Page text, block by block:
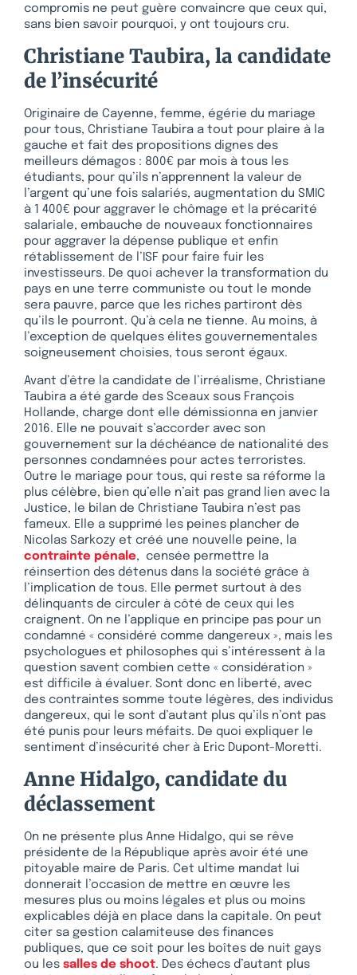
compromis ne peut guère convaincre que ceux qui,
sans bien savoir pourquoi, y ont toujours cru.
Christiane Taubira, la candidate
de l’insécurité
Originaire de Cayenne, femme, égérie du mariage
pour tous, Christiane Taubira a tout pour plaire à la
gauche et fait des propositions dignes des
meilleurs démagos : 800€ par mois à tous les
étudiants, pour qu’ils n’apprennent la valeur de
l’argent qu’une fois salariés, augmentation du SMIC
à 1 400€ pour aggraver le chômage et la précarité
salariale, embauche de nouveaux fonctionnaires
pour aggraver la dépense publique et enfin
rétablissement de l’ISF pour faire fuir les
investisseurs. De quoi achever la transformation du
pays en une terre communiste ou tout le monde
sera pauvre, parce que les riches partiront dès
qu’ils le pourront. Qu’à cela ne tienne. Au moins, à
l’exception de quelques élites gouvernementales
soigneusement choisies, tous seront égaux.
Avant d’être la candidate de l’irréalisme, Christiane
Taubira a été garde des Sceaux sous François
Hollande, charge dont elle démissionna en janvier
2016. Elle ne pouvait s’accorder avec son
gouvernement sur la déchéance de nationalité des
personnes condamnées pour actes terroristes.
Outre le mariage pour tous, qui reste sa réforme la
plus célèbre, bien qu’elle n’ait pas grand lien avec la
Justice, le bilan de Christiane Taubira n’est pas
fameux. Elle a supprimé les peines plancher de
Nicolas Sarkozy et créé une nouvelle peine, la
contrainte pénale, censée permettre la
réinsertion des détenus dans la société grâce à
l’implication de tous. Elle permet surtout à des
délinquants de circuler à côté de ceux qui les
craignent. On ne l’applique en principe pas pour un
condamné « considéré comme dangereux », mais les
psychologues et philosophes qui s’intéressent à la
question savent combien cette « considération »
est difficile à évaluer. Sont donc en liberté, avec
des contraintes somme toute légères, des individus
dangereux, qui le sont d’autant plus qu’ils n’ont pas
été punis pour leurs méfaits. De quoi expliquer le
sentiment d’insécurité cher à Eric Dupont-Moretti.
Anne Hidalgo, candidate du
déclassement
On ne présente plus Anne Hidalgo, qui se rêve
présidente de la République après avoir été une
pitoyable maire de Paris. Cet ultime mandat lui
donnerait l’occasion de mettre en œuvre les
mesures plus ou moins légales et plus ou moins
explicables déjà en place dans la capitale. On peut
citer sa gestion calamiteuse des finances
publiques, que ce soit pour les boîtes de nuit gays
ou les salles de shoot. Des échecs d’autant plus